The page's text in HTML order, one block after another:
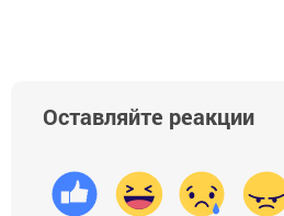
Оставляйте реакции